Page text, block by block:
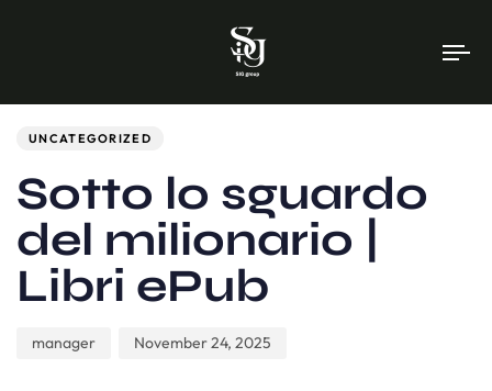
UNCATEGORIZED
Sotto lo sguardo
del milionario |
Libri ePub
manager November 24, 2025